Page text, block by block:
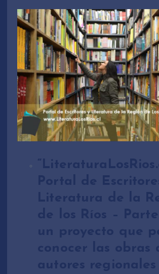
Portal de
Literatura de la
de los Ríos – Parte
un proyecto que
conocer las obras
autores regionales